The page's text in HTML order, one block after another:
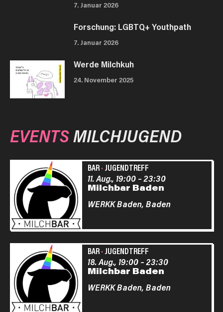
7. Januar 2026
Forschung: LGBTQ+ Youthpath
7. Januar 2026
Werde Milchkuh
24. November 2025
EVENTSMILCHJUGEND
BAR· JUGENDTREFF
Milchbar Baden
11. Aug., 19:00–23:30
WERKK Baden, Baden
BAR· JUGENDTREFF
Milchbar Baden
18. Aug., 19:00–23:30
WERKK Baden, Baden